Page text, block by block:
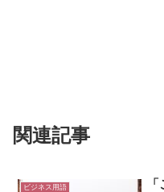
関連記事
ビジネス用語